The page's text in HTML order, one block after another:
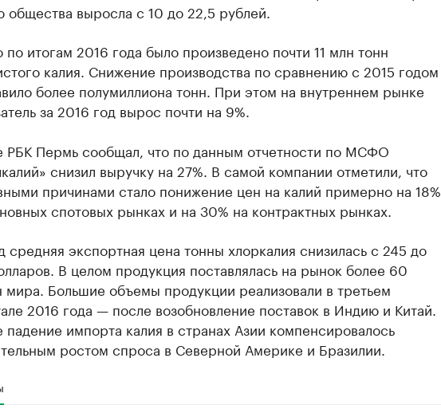
общества выросла с 10 до 22,5 рублей.
по итогам 2016 года было произведено почти 11 млн тонн
калия. Снижение производства по сравнению с 2015 годом
более полумиллиона тонн. При этом на внутреннем рынке
за 2016 год вырос почти на 9%.
РБК Пермь сообщал, что по данным отчетности по МСФО
снизил выручку на 27%. В самой компании отметили, что
причинами стало понижение цен на калий примерно на 18%
спотовых рынках и на 30% на контрактных рынках.
средняя экспортная цена тонны хлоркалия снизилась с 245 до
В целом продукция поставлялась на рынок более 60
мира. Большие объемы продукции реализовали в третьем
2016 года — после возобновление поставок в Индию и Китай.
падение импорта калия в странах Азии компенсировалось
ростом спроса в Северной Америке и Бразилии.